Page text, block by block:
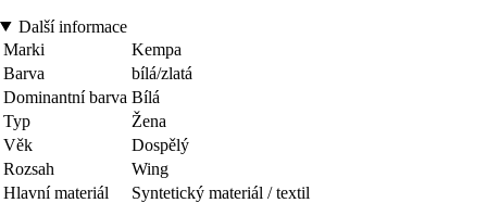
Další informace
Marki
Kempa
Barva
bílá/zlatá
Dominantní barva Bílá
Typ
Žena
Věk
Dospělý
Rozsah
Wing
Hlavní materiál
Syntetický materiál / textil